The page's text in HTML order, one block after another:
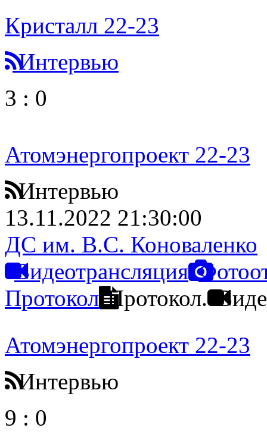
Кристалл 22-23
Интервью
3 : 0
Атомэнергопроект 22-23
Интервью
13.11.2022 21:30:00
ДС им. В.С. Коноваленко
Видеотрансляция
Протокол Протокол.
Атомэнергопроект 22-23
Интервью
9 : 0